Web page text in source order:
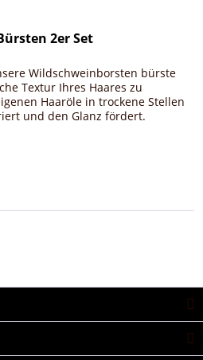
2er Set
Wildschweinborsten bürste
Textur Ihres Haares zu
Haaröle in trockene Stellen
und den Glanz fördert.